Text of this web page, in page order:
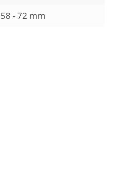
58 - 72 mm